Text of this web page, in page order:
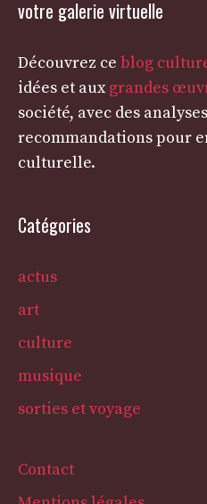
votre galerie virtuelle
Découvrez ce blog
idées et auxgrandes
société, avec des
recommandations pour
culturelle.
Catégories
actus
art
culture
musique
sorties et voyage
Contact